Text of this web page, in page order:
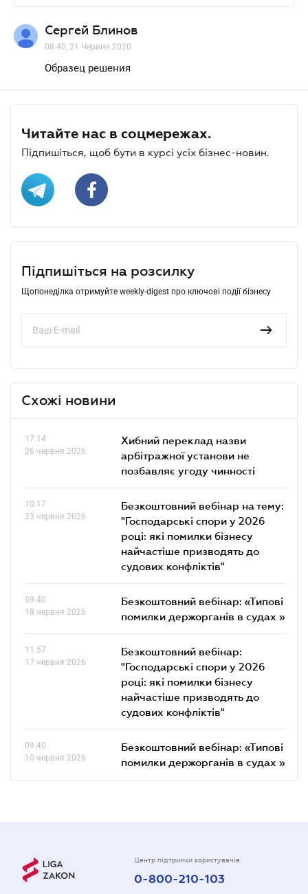
Сергей Блинов
08.40, 21 Червня 2020
Образец решения
Читайте нас в соцмережах.
Підпишіться, щоб бути в курсі усіх бізнес-новин.
Підпишіться на розсилку
Щопонеділка отримуйте weekly-digest про ключові події бізнесу
Схожі новини
17.14
26 червня 2026
Хибний переклад назви
арбітражної установи не
позбавляє угоду чинності
10.17
23 червня 2026
Безкоштовний вебінар на тему:
"Господарські спори у 2026
році: які помилки бізнесу
найчастіше призводять до
судових конфліктів"
09.40
18 червня 2026
Безкоштовний вебінар: «Типові
помилки держорганів в судах »
11.57
17 червня 2026
Безкоштовний вебінар:
"Господарські спори у 2026
році: які помилки бізнесу
найчастіше призводять до
судових конфліктів"
09.40
10 червня 2026
Безкоштовний вебінар: «Типові
помилки держорганів в судах »
Центр підтримки користувачів
0-800-210-103